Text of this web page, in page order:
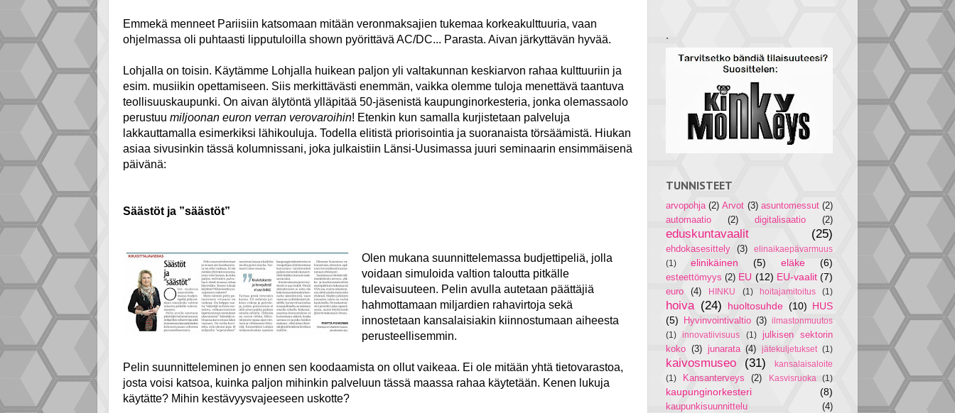
Emmekä menneet Pariisiin katsomaan mitään veronmaksajien tukemaa korkeakulttuuria, vaan
ohjelmassa oli puhtaasti lipputuloilla shown pyörittävä AC/DC... Parasta. Aivan järkyttävän hyvää.
Lohjalla on toisin. Käytämme Lohjalla huikean paljon yli valtakunnan keskiarvon rahaa kulttuuriin ja
esim. musiikin opettamiseen. Siis merkittävästi enemmän, vaikka olemme tuloja menettävä taantuva
teollisuuskaupunki. On aivan älytöntä ylläpitää 50-jäsenistä kaupunginorkesteria, jonka olemassaolo
perustuu miljoonan euron verran verovaroihin! Etenkin kun samalla kurjistetaan palveluja
lakkauttamalla esimerkiksi lähikouluja. Todella elitistä priorisointia ja suoranaista törsäämistä. Hiukan
asiaa sivusinkin tässä kolumnissani, joka julkaistiin Länsi-Uusimassa juuri seminaarin ensimmäisenä
päivänä:
Säästöt ja ”säästöt”
Olen mukana suunnittelemassa budjettipeliä, jolla
voidaan simuloida valtion taloutta pitkälle
tulevaisuuteen. Pelin avulla autetaan päättäjiä
hahmottamaan miljardien rahavirtoja sekä
innostetaan kansalaisiakin kiinnostumaan aiheesta
perusteellisemmin.
Pelin suunnitteleminen jo ennen sen koodaamista on ollut vaikeaa. Ei ole mitään yhtä tietovarastoa,
josta voisi katsoa, kuinka paljon mihinkin palveluun tässä maassa rahaa käytetään. Kenen lukuja
käytätte? Mihin kestävyysvajeeseen uskotte?
.
TUNNISTEET
arvopohja (2) Arvot (3) asuntomessut (2)
automaatio
(2) digitalisaatio (2)
eduskuntavaalit (25)
ehdokasesittely (3)
elinaikaepävarmuus
(1)
elinikäinen (5) eläke (6)
esteettömyys (2) EU (12) EU-vaalit (7)
euro (4) HINKU (1) hoitajamitoitus (1)
hoiva (24) huoltosuhde (10) HUS
(5) Hyvinvointivaltio (3) ilmastonmuutos
(1)
innovatiivisuus (1)
julkisen sektorin
koko (3) junarata (4) jätekuljetukset (1)
kaivosmuseo (31)
kansalaisaloite
(1)
Kansanterveys (2) Kasvisruoka (1)
kaupunginorkesteri (8)
kaupunkisuunnittelu (4)